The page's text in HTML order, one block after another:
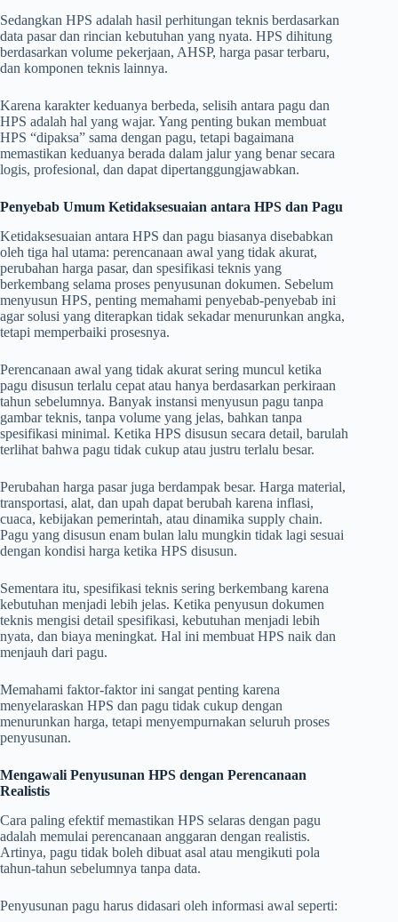
Sedangkan HPS adalah hasil perhitungan teknis berdasarkan
data pasar dan rincian kebutuhan yang nyata. HPS dihitung
berdasarkan volume pekerjaan, AHSP, harga pasar terbaru,
dan komponen teknis lainnya.
Karena karakter keduanya berbeda, selisih antara pagu dan
HPS adalah hal yang wajar. Yang penting bukan membuat
HPS “dipaksa” sama dengan pagu, tetapi bagaimana
memastikan keduanya berada dalam jalur yang benar secara
logis, profesional, dan dapat dipertanggungjawabkan.
Penyebab Umum Ketidaksesuaian antara HPS dan Pagu
Ketidaksesuaian antara HPS dan pagu biasanya disebabkan
oleh tiga hal utama: perencanaan awal yang tidak akurat,
perubahan harga pasar, dan spesifikasi teknis yang
berkembang selama proses penyusunan dokumen. Sebelum
menyusun HPS, penting memahami penyebab-penyebab ini
agar solusi yang diterapkan tidak sekadar menurunkan angka,
tetapi memperbaiki prosesnya.
Perencanaan awal yang tidak akurat sering muncul ketika
pagu disusun terlalu cepat atau hanya berdasarkan perkiraan
tahun sebelumnya. Banyak instansi menyusun pagu tanpa
gambar teknis, tanpa volume yang jelas, bahkan tanpa
spesifikasi minimal. Ketika HPS disusun secara detail, barulah
terlihat bahwa pagu tidak cukup atau justru terlalu besar.
Perubahan harga pasar juga berdampak besar. Harga material,
transportasi, alat, dan upah dapat berubah karena inflasi,
cuaca, kebijakan pemerintah, atau dinamika supply chain.
Pagu yang disusun enam bulan lalu mungkin tidak lagi sesuai
dengan kondisi harga ketika HPS disusun.
Sementara itu, spesifikasi teknis sering berkembang karena
kebutuhan menjadi lebih jelas. Ketika penyusun dokumen
teknis mengisi detail spesifikasi, kebutuhan menjadi lebih
nyata, dan biaya meningkat. Hal ini membuat HPS naik dan
menjauh dari pagu.
Memahami faktor-faktor ini sangat penting karena
menyelaraskan HPS dan pagu tidak cukup dengan
menurunkan harga, tetapi menyempurnakan seluruh proses
penyusunan.
Mengawali Penyusunan HPS dengan Perencanaan
Realistis
Cara paling efektif memastikan HPS selaras dengan pagu
adalah memulai perencanaan anggaran dengan realistis.
Artinya, pagu tidak boleh dibuat asal atau mengikuti pola
tahun-tahun sebelumnya tanpa data.
Penyusunan pagu harus didasari oleh informasi awal seperti: